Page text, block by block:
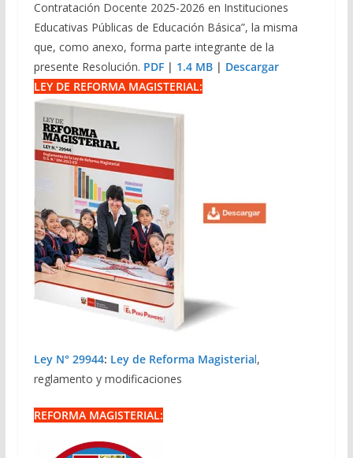
Contratación Docente 2025-2026 en Instituciones
Educativas Públicas de Educación Básica”, la misma
que, como anexo, forma parte integrante de la
presente Resolución. PDF| 1.4 MB| Descargar
LEY DE REFORMA MAGISTERIAL:
Ley N° 29944: Ley de Reforma Magisterial,
reglamento y modificaciones
REFORMA MAGISTERIAL: